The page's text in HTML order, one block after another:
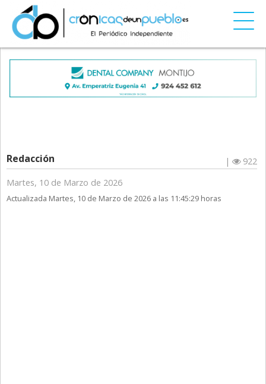
Redacción |
922
Martes, 10 de Marzo de 2026
Actualizada Martes, 10 de Marzo de 2026 a las 11:45:29 horas